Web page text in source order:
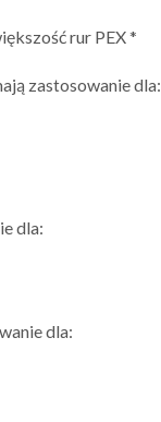
rur PEX *
zastosowanie dla:
dla:
dla: